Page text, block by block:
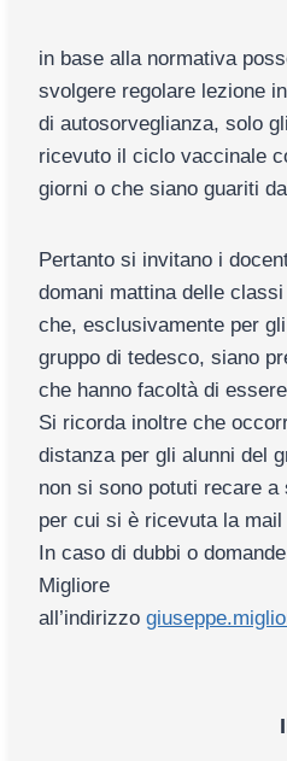
in base alla normativa
svolgere regolare lezione
di autosorveglianza, solo
ricevuto il ciclo vaccinale
giorni o che siano guariti
Pertanto si invitano i
domani mattina delle
che, esclusivamente per
gruppo di tedesco, siano
che hanno facoltà di
Si ricorda inoltre che
distanza per gli alunni del
non si sono potuti recare
per cui si è ricevuta la
In caso di dubbi o
Migliore
all’indirizzo